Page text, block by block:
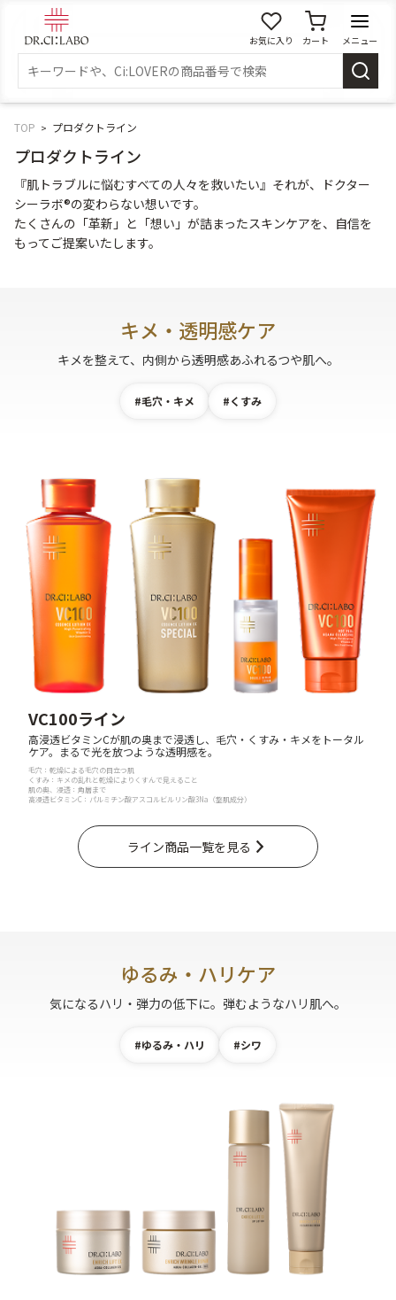
お気に入り カート メニュー
スキンケア
商品カテゴリーから探す
角質・導入美容液 化粧水
UVケア マスク
商品カテゴリーから探す TOP
プロダクトラインから探す
VC100ライン
エンリッチリフトライン
エンリッチ
メディカリフトライン
センシティブライン
モイスチャーライン
ブライトニングライン
お悩みから探す
くすみ
お悩みから探す TOP
ランキング商品
TOP プロダクトライン
プロダクトライン
『肌トラブルに悩むすべての人々を救いたい』それが、ドクター
シーラボ®の変わらない想いです。
たくさんの「革新」と「想い」が詰まったスキンケアを、自信を
もってご提案いたします。
キメ・透明感ケア
キメを整えて、内側から透明感あふれるつや肌へ。
#毛穴・キメ #くすみ
VC100ライン
高浸透ビタミンCが肌の奥まで浸透し、毛穴・くすみ・キメをトータル
ケア。まるで光を放つような透明感を。
毛穴：乾燥による毛穴の目立つ肌
くすみ：キメの乱れと乾燥によりくすんで見えること
肌の奥、浸透：角層まで
高浸透ビタミンC：パルミチン酸アスコルビルリン酸3Na（整肌成分）
ライン商品一覧を見る
ゆるみ・ハリケア
気になるハリ・弾力の低下に。弾むようなハリ肌へ。
#ゆるみ・ハリ #シワ